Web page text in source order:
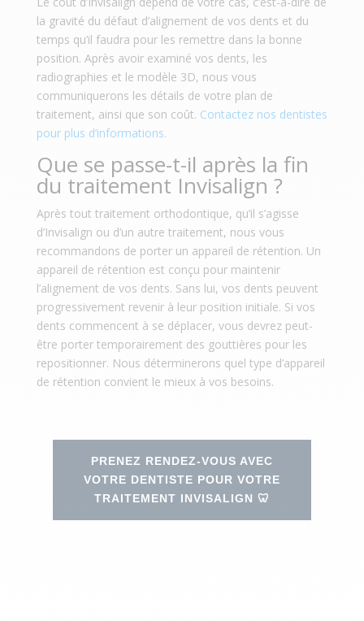
la gravité du défaut d’alignement de vos dents et du
temps qu’il faudra pour les remettre dans la bonne
position. Après avoir examiné vos dents, les
radiographies et le modèle 3D, nous vous
communiquerons les détails de votre plan de
traitement, ainsi que son coût. Contactez nos dentistes
pour plus d’informations.
Que se passe-t-il après la fin
du traitement Invisalign ?
Après tout traitement orthodontique, qu’il s’agisse
d’Invisalign ou d’un autre traitement, nous vous
recommandons de porter un appareil de rétention. Un
appareil de rétention est conçu pour maintenir
l’alignement de vos dents. Sans lui, vos dents peuvent
progressivement revenir à leur position initiale. Si vos
dents commencent à se déplacer, vous devrez peut-
être porter temporairement des gouttières pour les
repositionner. Nous déterminerons quel type d’appareil
de rétention convient le mieux à vos besoins.
PRENEZ RENDEZ-VOUS AVEC
VOTRE DENTISTE POUR VOTRE
TRAITEMENT INVISALIGN 🦷